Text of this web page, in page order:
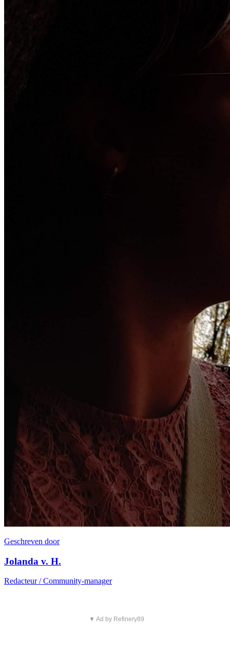
Geschreven door
Jolanda v. H.
Redacteur / Community-manager
▼ Ad by Refinery89